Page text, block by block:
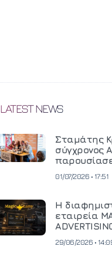
LATEST NEWS
Σταμάτης
σύγχρονος
01/07/2026 • 17:51
Η
εταιρεία
29/06/2026 •